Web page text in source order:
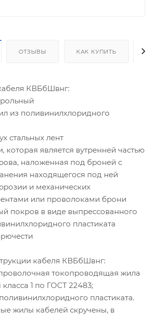
ОТЗЫВЫ КАК КУПИТЬ
КВБбШвнг:
из поливинилхлоридного
стальных лент
которая является вутренней частью
наложенная под броней с
находящегося под ней
и механических
или проволоками брони
покров в виде выпрессованного
пластиката
кабеля КВБбШвнг:
токопроводящая жила
1 по ГОСТ 22483;
пластиката.
жилы кабелей скручены, в